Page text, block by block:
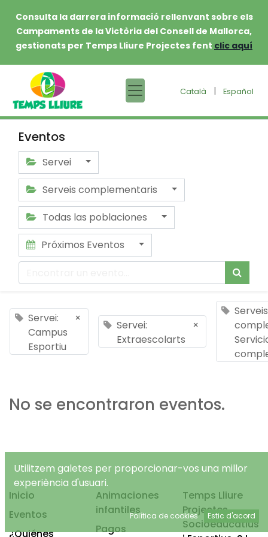
Consulta la darrera informació rellenvant sobre els
Campaments de la Victòria del Consell de Mallorca,
gestionats per Temps Lliure Projectes fent clic aquí
Català | Español
Eventos
Servei
Serveis complementaris
Todas las poblaciones
Próximos Eventos
Servei:
Campus
Esportiu
×
Servei:
Extraescolarts
×
Serveis
No se encontraron eventos.
Inicio
Eventos
¿Quiénes
Animaciones
infantiles
Pagos
Temps Lliure
Projectes
Socioeducatius
Utilitzem galetes per proporcionar-vos una millor
experiència d'usuari.
Política de cookies Estic d'acord